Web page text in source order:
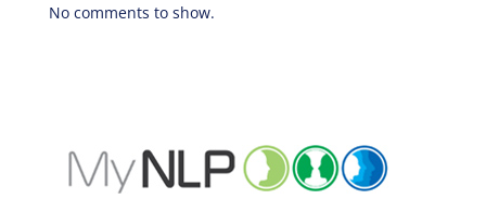
No comments to show.